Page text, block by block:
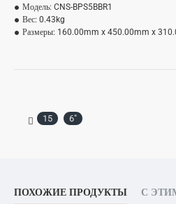
Модель: CNS-BPS5BBR1
Вес: 0.43kg
Размеры: 160.00mm x 450.00mm x
15 6"
ПОХОЖИЕ ПРОДУКТЫ С